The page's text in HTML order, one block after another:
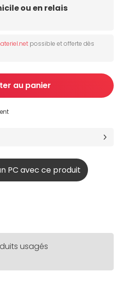
ou en relais
possible et offerte dès
au panier
PC avec ce produit
usagés